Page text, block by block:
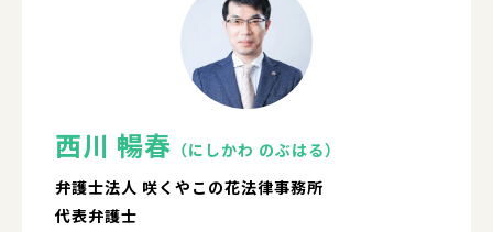
西川 暢春 （にしかわ のぶはる）
弁護士法人 咲くやこの花法律事務所
代表弁護士